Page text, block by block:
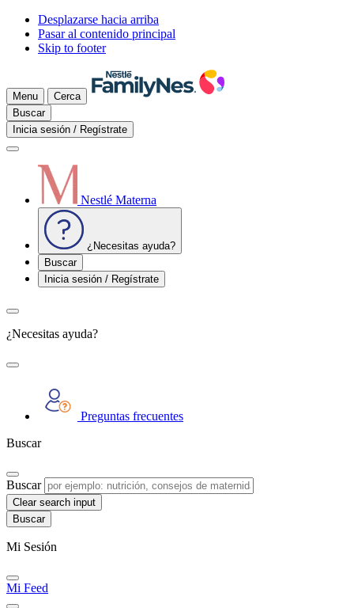
Desplazarse hacia arriba
Pasar al contenido principal
Skip to footer
Menu
Cerca
Buscar
Inicia sesión / Regístrate
Nestlé Materna
¿Necesitas ayuda?
Buscar
Inicia sesión / Regístrate
¿Necesitas ayuda?
Preguntas frecuentes
Buscar
Buscar
Clear search input
Mi Sesión
Mi Feed